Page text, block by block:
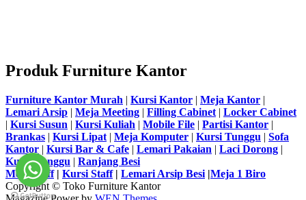
Produk Furniture Kantor
Furniture Kantor Murah | Kursi Kantor | Meja Kantor |
Lemari Arsip | Meja Meeting | Filling Cabinet | Locker Cabinet
| Kursi Susun | Kursi Kuliah | Mobile File | Partisi Kantor |
Brankas | Kursi Lipat | Meja Komputer | Kursi Tunggu | Sofa
Kantor | Kursi Bar & Cafe | Lemari Pakaian | Laci Dorong |
Kursi Tunggu | Ranjang Besi
Meja Staff| Kursi Staff| Lemari Arsip Besi |Meja 1 Biro
Copyright © Toko Furniture Kantor